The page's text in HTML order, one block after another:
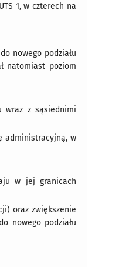
1, w czterech na
nowego podziału
natomiast poziom
wraz z sąsiednimi
administracyjną, w
w jej granicach
oraz zwiększenie
nowego podziału